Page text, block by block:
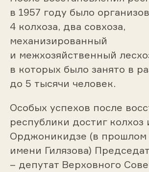
в 1957 году было
4 колхоза, два совхоза,
механизированный
и межхозяйственный
в которых было занято в
до 5 тысячи человек.
Особых успехов после
республики достиг колхоз
Орджоникидзе (в прошлом
имени Гилязова)
– депутат Верховного